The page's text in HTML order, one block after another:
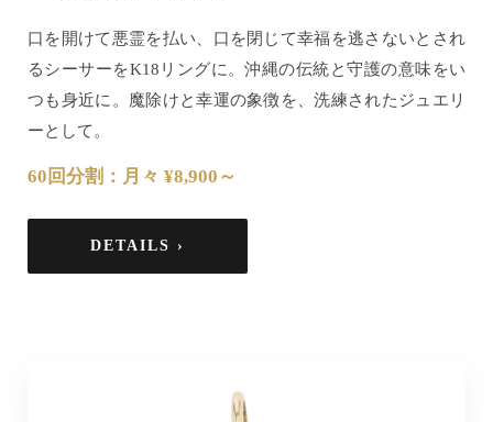
口を開けて悪霊を払い、口を閉じて幸福を逃さないとされ
るシーサーをK18リングに。沖縄の伝統と守護の意味をい
つも身近に。魔除けと幸運の象徴を、洗練されたジュエリ
ーとして。
60回分割：月々 ¥8,900～
DETAILS ›